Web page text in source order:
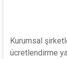
Kurumsal
ücretlendirme